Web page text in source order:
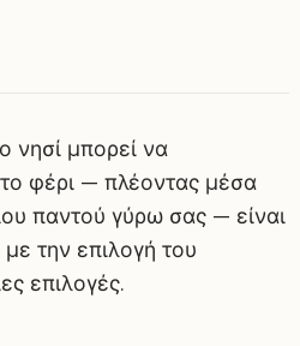
νησί μπορεί να
φέρι — πλέοντας μέσα
παντού γύρω σας — είναι
την επιλογή του
επιλογές.